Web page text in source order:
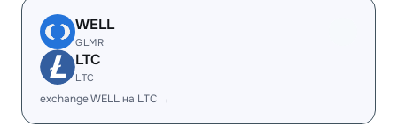
WELL
GLMR
LTC
LTC
exchange WELL на LTC →